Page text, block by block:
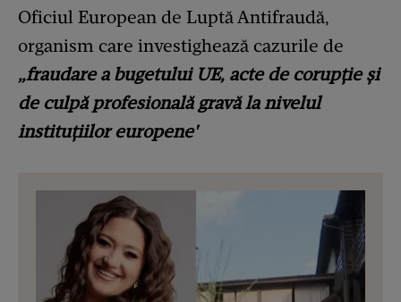
Oficiul European de Luptă Antifraudă,
organism care investighează cazurile de
„fraudare a bugetului UE, acte de corupție și
de culpă profesională gravă la nivelul
instituțiilor europene'